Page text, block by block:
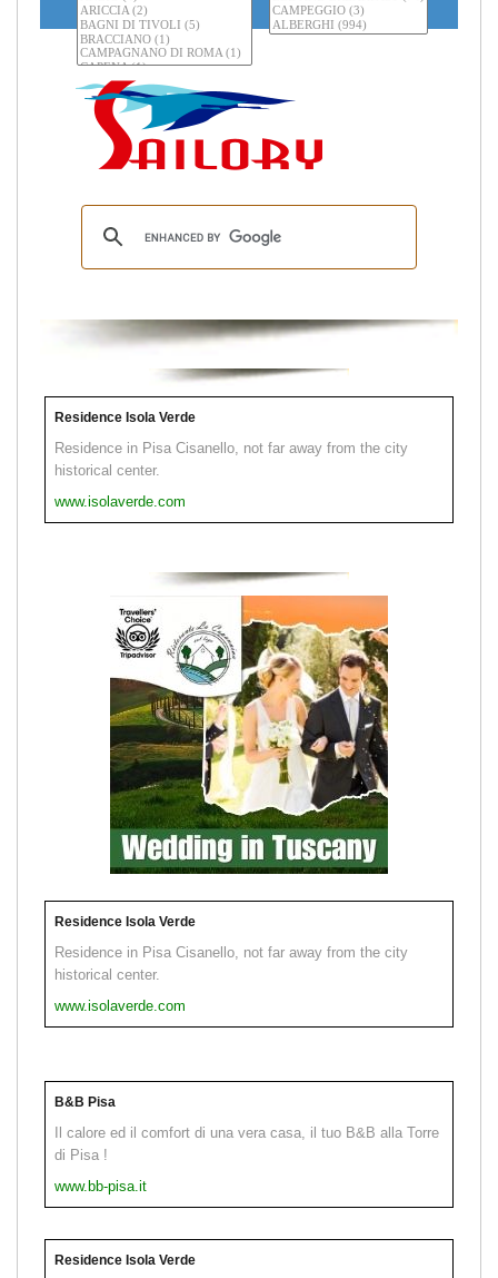
Residence Isola Verde
Residence in Pisa Cisanello, not far away from the city
historical center.
www.isolaverde.com
Residence Isola Verde
Residence in Pisa Cisanello, not far away from the city
historical center.
www.isolaverde.com
B&B Pisa
Il calore ed il comfort di una vera casa, il tuo B&B alla Torre
di Pisa !
www.bb-pisa.it
Residence Isola Verde